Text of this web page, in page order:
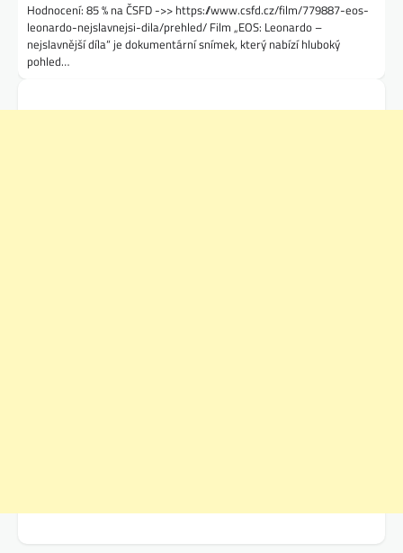
Hodnocení: 85 % na ČSFD ->> https://www.csfd.cz/film/779887-eos-
leonardo-nejslavnejsi-dila/prehled/ Film „EOS: Leonardo –
nejslavnější díla“ je dokumentární snímek, který nabízí hluboký
pohled…